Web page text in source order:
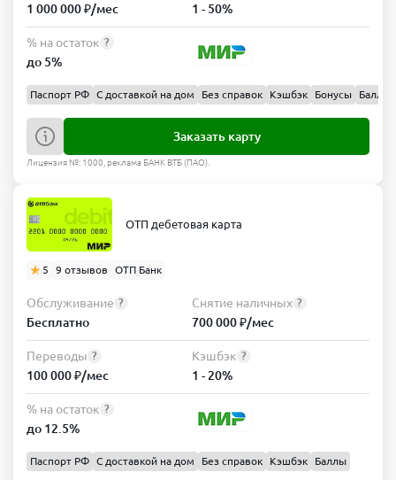
1 000 000 ₽/мес 1 - 50%
% на остаток ?
до 5%
Паспорт РФ С доставкой на дом Без справок Кэшбэк Бонусы Баллы
Заказать карту
Лицензия №: 1000, реклама БАНК ВТБ (ПАО).
ОТП дебетовая карта
5 9 отзывов ОТП Банк
Обслуживание ?
Бесплатно
Снятие наличных ?
700 000 ₽/мес
Переводы ?
100 000 ₽/мес
Кэшбэк ?
1 - 20%
% на остаток ?
до 12.5%
Паспорт РФ С доставкой на дом Без справок Кэшбэк Баллы